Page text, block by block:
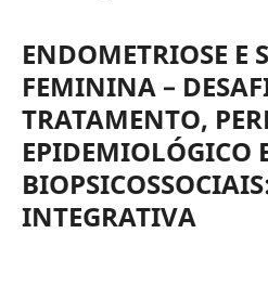
ENDOMETRIOSE E
FEMININA –
TRATAMENTO,
EPIDEMIOLÓGICO
INTEGRATIVA